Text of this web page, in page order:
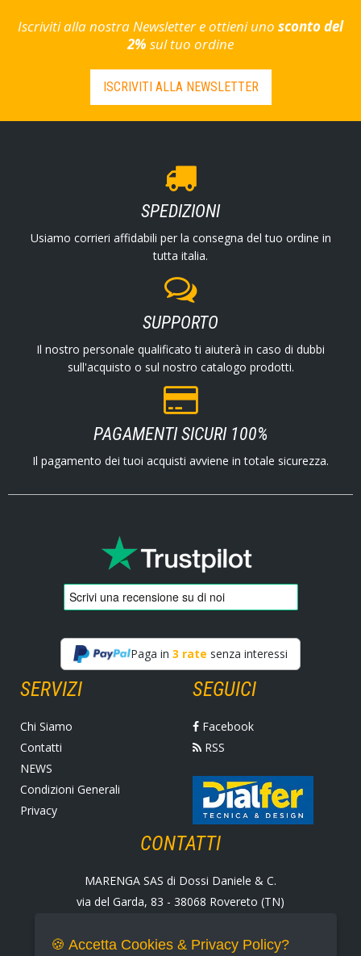
Iscriviti alla nostra Newsletter e ottieni uno sconto del
2% sul tuo ordine
ISCRIVITI ALLA NEWSLETTER
SPEDIZIONI
Usiamo corrieri affidabili per la consegna del tuo ordine in
tutta italia.
SUPPORTO
Il nostro personale qualificato ti aiuterà in caso di dubbi
sull'acquisto o sul nostro catalogo prodotti.
PAGAMENTI SICURI 100%
Il pagamento dei tuoi acquisti avviene in totale sicurezza.
Paga in 3 rate senza interessi
SERVIZI
Chi Siamo
Contatti
NEWS
Condizioni Generali
Privacy
SEGUICI
Facebook
RSS
CONTATTI
MARENGA SAS di Dossi Daniele & C.
via del Garda, 83 - 38068 Rovereto (TN)
Fax +39 0464 430938
🍪 Accetta Cookies & Privacy Policy?